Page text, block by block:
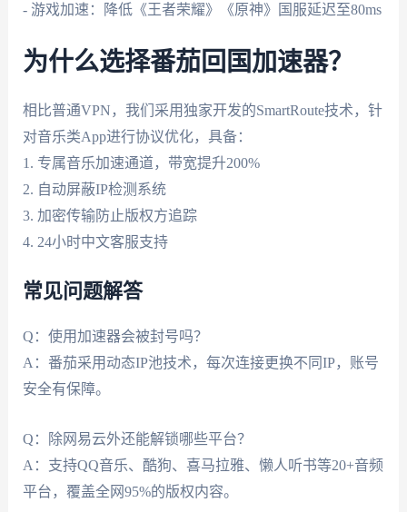
- 游戏加速：降低《王者荣耀》《原神》国服延迟至80ms
为什么选择番茄回国加速器？
相比普通VPN，我们采用独家开发的SmartRoute技术，针
对音乐类App进行协议优化，具备：
1. 专属音乐加速通道，带宽提升200%
2. 自动屏蔽IP检测系统
3. 加密传输防止版权方追踪
4. 24小时中文客服支持
常见问题解答
Q：使用加速器会被封号吗？
A：番茄采用动态IP池技术，每次连接更换不同IP，账号
安全有保障。
Q：除网易云外还能解锁哪些平台？
A：支持QQ音乐、酷狗、喜马拉雅、懒人听书等20+音频
平台，覆盖全网95%的版权内容。